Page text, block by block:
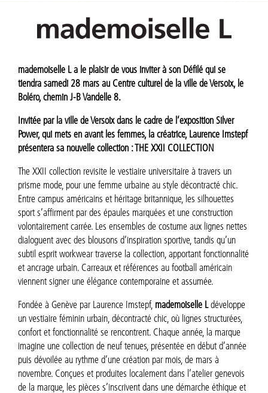
mademoiselle L a le plaisir de vous inviter à son Défilé qui se
tiendra samedi 28 mars au Centre culturel de la ville de Versoix, le
Boléro, chemin J-B Vandelle 8.
Invitée par la ville de Versoix dans le cadre de l’exposition Silver
Power, qui mets en avant les femmes, la créatrice, Laurence Imstepf
présentera sa nouvelle collection : THE XXII COLLECTION
The XXII collection revisite le vestiaire universitaire à travers un
prisme mode, pour une femme urbaine au style décontracté chic.
Entre campus américains et héritage britannique, les silhouettes
sport s’affirment par des épaules marquées et une construction
volontairement carrée. Les ensembles de costume aux lignes nettes
dialoguent avec des blousons d’inspiration sportive, tandis qu’un
subtil esprit workwear traverse la collection, apportant fonctionnalité
et ancrage urbain. Carreaux et références au football américain
viennent signer une élégance contemporaine et assumée.
Fondée à Genève par Laurence Imstepf, mademoiselle Ldéveloppe
un vestiaire féminin urbain, décontracté chic, où lignes structurées,
confort et fonctionnalité se rencontrent. Chaque année, la marque
imagine une collection de neuf tenues, présentée en début d’année
puis dévoilée au rythme d’une création par mois, de mars à
novembre. Conçues et produites localement dans l’atelier genevois
de la marque, les pièces s’inscrivent dans une démarche éthique et